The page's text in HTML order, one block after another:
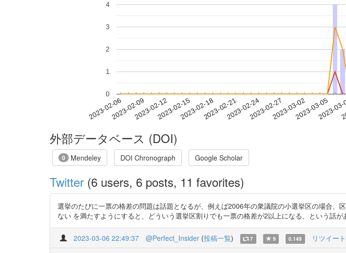
2023-02-062023-02-092023-02-122023-02-152023-02-182023-02-212023-02-242023-02-272023-03-022023-03-05
2023-
0
1
2
3
4
外部データベース (DOI)
0 Mendeley DOI Chronograph Google Scholar
Twitter (6 users, 6 posts, 11 favorites)
選挙のたびに一票の格差の問題は話題となるが、例えば2006年の衆議院の小選挙区の場合
ない を満たすようにすると、どういう選挙区割りでも一票の格差が2以上になる、という話
2023-03-06 22:49:37 @Perfect_Insider (投稿一覧) 7 9 0.149 リツイー